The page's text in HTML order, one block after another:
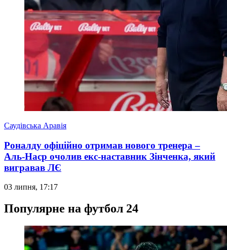
Саудівська Аравія
Роналду офіційно отримав нового тренера –
Аль-Наср очолив екс-наставник Зінченка, який
вигравав ЛЄ
03 липня, 17:17
Популярне на футбол 24